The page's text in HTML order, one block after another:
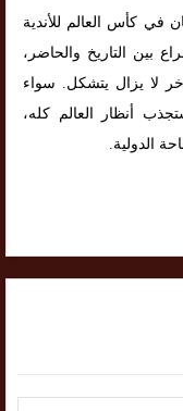
في كأس العالم للأندية
بين التاريخ والحاضر،
لا يزال يتشكل. سواء
أنظار العالم كله،
الدولية.